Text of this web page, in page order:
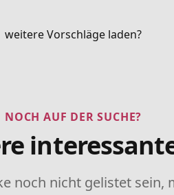
weitere Vorschläge laden?
NOCH AUF DER SUCHE?
noch nicht gelistet sein,